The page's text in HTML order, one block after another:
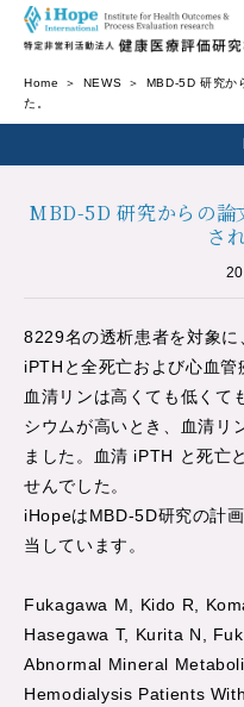
Home NEWS
MBD-5D 研究か
た。
MBD-5D 研究からの
さ
8229名の透析患者を対象
iPTHと全死亡および心血管
血清リンは高くても低くて
シウムが高いとき、血清リ
ました。血清 iPTH と死亡
せんでした。
iHopeはMBD-5D研究の計
当しています。
Fukagawa M, Kido R,
Hasegawa T, Kurita N,
Abnormal Mineral
Hemodialysis Patients